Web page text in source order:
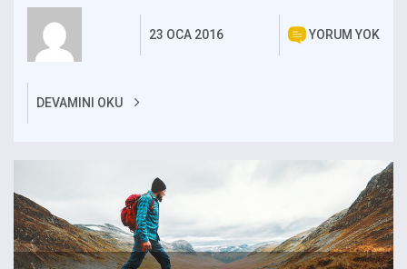
23 OCA 2016 YORUM YOK
DEVAMINI OKU